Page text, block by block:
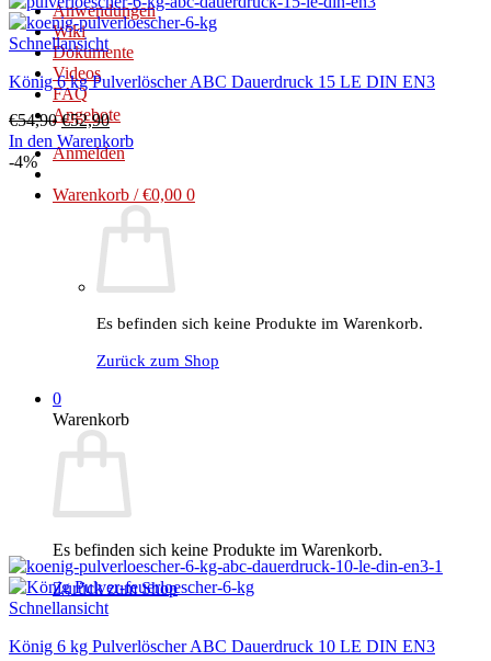
Anwendungen
Wiki
Dokumente
Videos
FAQ
Angebote
Anmelden
Warenkorb /€0,00 0
Es befinden sich keine Produkte im Warenkorb.
Zurück zum Shop
0
Warenkorb
Es befinden sich keine Produkte im Warenkorb.
Zurück zum Shop
Schnellansicht
König 6 kg Pulverlöscher ABC Dauerdruck 15 LE DIN EN3
€54,90Ursprünglicher
Preis
war:
€52,90Aktueller
Preis
ist:
In den Warenkorb
-4%
Schnellansicht
König 6 kg Pulverlöscher ABC Dauerdruck 10 LE DIN EN3